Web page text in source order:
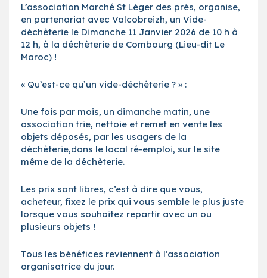
L’association Marché St Léger des prés, organise,
en partenariat avec Valcobreizh, un Vide-
déchèterie le Dimanche 11 Janvier 2026 de 10 h à
12 h, à la déchèterie de Combourg (Lieu-dit Le
Maroc) !
« Qu’est-ce qu’un vide-déchèterie ? » :
Une fois par mois, un dimanche matin, une
association trie, nettoie et remet en vente les
objets déposés, par les usagers de la
déchèterie,dans le local ré-emploi, sur le site
même de la déchèterie.
Les prix sont libres, c’est à dire que vous,
acheteur, fixez le prix qui vous semble le plus juste
lorsque vous souhaitez repartir avec un ou
plusieurs objets !
Tous les bénéfices reviennent à l’association
organisatrice du jour.